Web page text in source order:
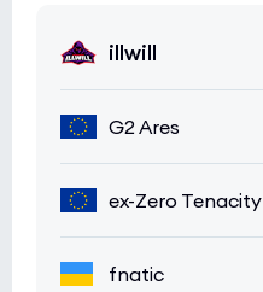
illwill
G2 Ares
ex-Zero Tenacity
fnatic